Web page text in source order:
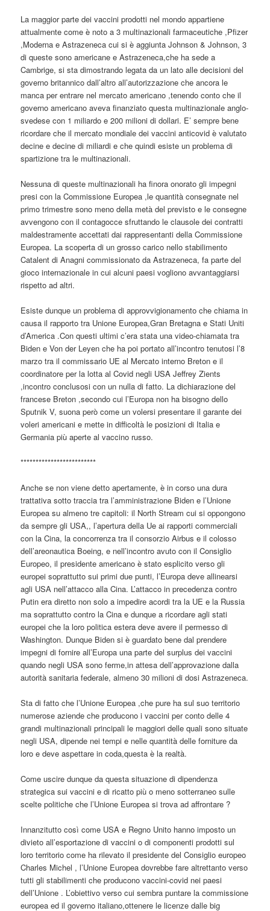
La maggior parte dei vaccini prodotti nel mondo appartiene
attualmente come è noto a 3 multinazionali farmaceutiche ,Pfizer
,Moderna e Astrazeneca cui si è aggiunta Johnson & Johnson, 3
di queste sono americane e Astrazeneca,che ha sede a
Cambrige, si sta dimostrando legata da un lato alle decisioni del
governo britannico dall’altro all’autorizzazione che ancora le
manca per entrare nel mercato americano ,tenendo conto che il
governo americano aveva finanziato questa multinazionale anglo-
svedese con 1 miliardo e 200 milioni di dollari. E’ sempre bene
ricordare che il mercato mondiale dei vaccini anticovid è valutato
decine e decine di miliardi e che quindi esiste un problema di
spartizione tra le multinazionali.
Nessuna di queste multinazionali ha finora onorato gli impegni
presi con la Commissione Europea ,le quantità consegnate nel
primo trimestre sono meno della metà del previsto e le consegne
avvengono con il contagocce sfruttando le clausole dei contratti
maldestramente accettati dai rappresentanti della Commissione
Europea. La scoperta di un grosso carico nello stabilimento
Catalent di Anagni commissionato da Astrazeneca, fa parte del
gioco internazionale in cui alcuni paesi vogliono avvantaggiarsi
rispetto ad altri.
Esiste dunque un problema di approvvigionamento che chiama in
causa il rapporto tra Unione Europea,Gran Bretagna e Stati Uniti
d’America .Con questi ultimi c’era stata una video-chiamata tra
Biden e Von der Leyen che ha poi portato all’incontro tenutosi l’8
marzo tra il commissario UE al Mercato interno Breton e il
coordinatore per la lotta al Covid negli USA Jeffrey Zients
,incontro conclusosi con un nulla di fatto. La dichiarazione del
francese Breton ,secondo cui l’Europa non ha bisogno dello
Sputnik V, suona però come un volersi presentare il garante dei
voleri americani e mette in difficoltà le posizioni di Italia e
Germania più aperte al vaccino russo.
*************************
Anche se non viene detto apertamente, è in corso una dura
trattativa sotto traccia tra l’amministrazione Biden e l’Unione
Europea su almeno tre capitoli: il North Stream cui si oppongono
da sempre gli USA,, l’apertura della Ue ai rapporti commerciali
con la Cina, la concorrenza tra il consorzio Airbus e il colosso
dell’areonautica Boeing, e nell’incontro avuto con il Consiglio
Europeo, il presidente americano è stato esplicito verso gli
europei soprattutto sui primi due punti, l’Europa deve allinearsi
agli USA nell’attacco alla Cina. L’attacco in precedenza contro
Putin era diretto non solo a impedire acordi tra la UE e la Russia
ma soprattutto contro la Cina e dunque a ricordare agli stati
europei che la loro politica estera deve avere il permesso di
Washington. Dunque Biden si è guardato bene dal prendere
impegni di fornire all’Europa una parte del surplus dei vaccini
quando negli USA sono ferme,in attesa dell’approvazione dalla
autorità sanitaria federale, almeno 30 milioni di dosi Astrazeneca.
Sta di fatto che l’Unione Europea ,che pure ha sul suo territorio
numerose aziende che producono i vaccini per conto delle 4
grandi multinazionali principali le maggiori delle quali sono situate
negli USA, dipende nei tempi e nelle quantità delle forniture da
loro e deve aspettare in coda,questa è la realtà.
Come uscire dunque da questa situazione di dipendenza
strategica sui vaccini e di ricatto più o meno sotterraneo sulle
scelte politiche che l’Unione Europea si trova ad affrontare ?
Innanzitutto così come USA e Regno Unito hanno imposto un
divieto all’esportazione di vaccini o di componenti prodotti sul
loro territorio come ha rilevato il presidente del Consiglio europeo
Charles Michel , l’Unione Europea dovrebbe fare altrettanto verso
tutti gli stabilimenti che producono vaccini-covid nei paesi
dell’Unione . L’obiettivo verso cui sembra puntare la commissione
europea ed il governo italiano,ottenere le licenze dalle big